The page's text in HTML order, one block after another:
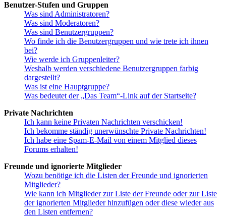
Benutzer-Stufen und Gruppen
Was sind Administratoren?
Was sind Moderatoren?
Was sind Benutzergruppen?
Wo finde ich die Benutzergruppen und wie trete ich ihnen
bei?
Wie werde ich Gruppenleiter?
Weshalb werden verschiedene Benutzergruppen farbig
dargestellt?
Was ist eine Hauptgruppe?
Was bedeutet der „Das Team“-Link auf der Startseite?
Private Nachrichten
Ich kann keine Privaten Nachrichten verschicken!
Ich bekomme ständig unerwünschte Private Nachrichten!
Ich habe eine Spam-E-Mail von einem Mitglied dieses
Forums erhalten!
Freunde und ignorierte Mitglieder
Wozu benötige ich die Listen der Freunde und ignorierten
Mitglieder?
Wie kann ich Mitglieder zur Liste der Freunde oder zur Liste
der ignorierten Mitglieder hinzufügen oder diese wieder aus
den Listen entfernen?